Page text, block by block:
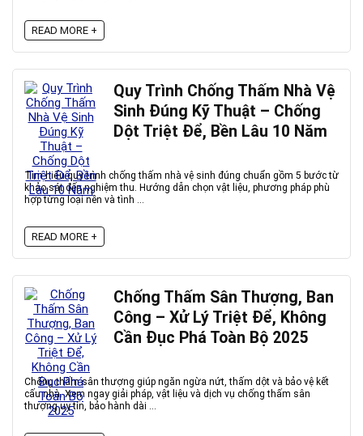
READ MORE +
Quy Trình Chống Thấm Nhà Vệ
Sinh Đúng Kỹ Thuật – Chống
Dột Triệt Để, Bền Lâu 10 Năm
Tìm hiểu quy trình chống thấm nhà vệ sinh đúng chuẩn gồm 5 bước từ
khảo sát đến nghiệm thu. Hướng dẫn chọn vật liệu, phương pháp phù
hợp từng loại nền và tình ...
READ MORE +
Chống Thấm Sân Thượng, Ban
Công – Xử Lý Triệt Để, Không
Cần Đục Phá Toàn Bộ 2025
Chống thấm sân thượng giúp ngăn ngừa nứt, thấm dột và bảo vệ kết
cấu nhà. Xem ngay giải pháp, vật liệu và dịch vụ chống thấm sân
thượng uy tín, bảo hành dài ...